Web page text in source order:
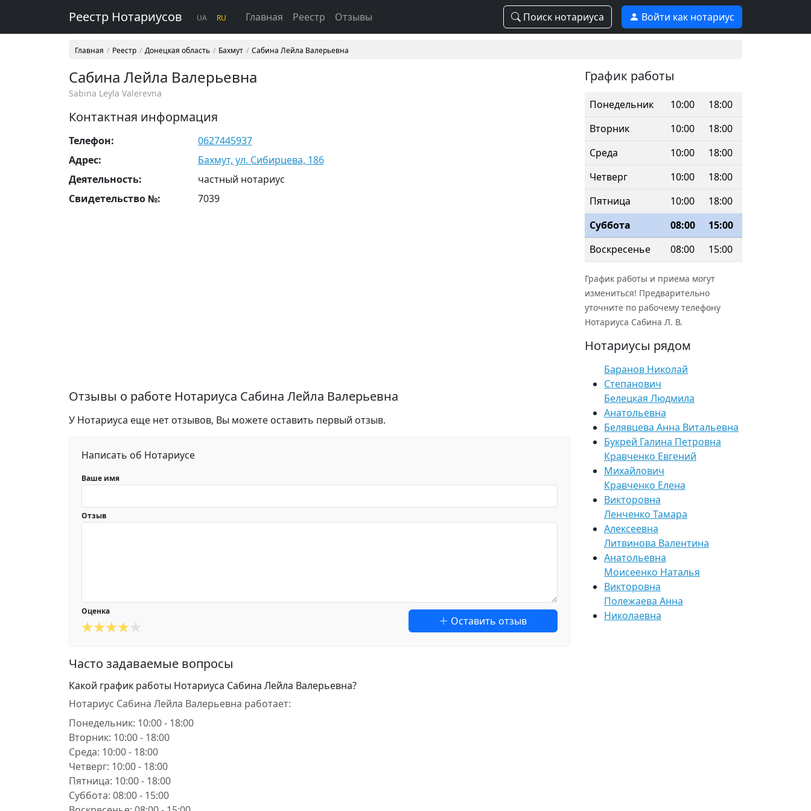
Реестр Нотариусов UA RU Главная Реестр Отзывы Поиск нотариуса Войти как нотариус
Главная Реестр Донецкая область Бахмут Сабина Лейла Валерьевна
Сабина Лейла Валерьевна
Sabina Leyla Valerevna
Контактная информация
Телефон:
0627445937
Адрес:
Бахмут, ул. Сибирцева, 186
Деятельность:
частный нотариус
Свидетельство №:
7039
Отзывы о работе Нотариуса Сабина Лейла Валерьевна
У Нотариуса еще нет отзывов, Вы можете оставить первый отзыв.
Написать об Нотариусе
Ваше имя
Отзыв
Оценка
Оставить отзыв
Часто задаваемые вопросы
Какой график работы Нотариуса Сабина Лейла Валерьевна?
Нотариус Сабина Лейла Валерьевна работает:
Понедельник: 10:00 - 18:00
Вторник: 10:00 - 18:00
Среда: 10:00 - 18:00
Четверг: 10:00 - 18:00
Пятница: 10:00 - 18:00
Суббота: 08:00 - 15:00
График работы
Понедельник 10:00
18:00
Вторник
10:00
18:00
Среда
10:00
18:00
Четверг
10:00
18:00
Пятница
10:00
18:00
Суббота
08:00
15:00
Воскресенье
08:00 15:00
График работы и приема могут
измениться! Предварительно
уточните по рабочему телефону
Нотариуса Сабина Л. В.
Нотариусы рядом
Баранов Николай
Степанович
Белецкая Людмила
Анатольевна
Белявцева Анна Витальевна
Букрей Галина Петровна
Кравченко Евгений
Михайлович
Кравченко Елена
Викторовна
Ленченко Тамара
Алексеевна
Литвинова Валентина
Анатольевна
Моисеенко Наталья
Викторовна
Полежаева Анна
Николаевна